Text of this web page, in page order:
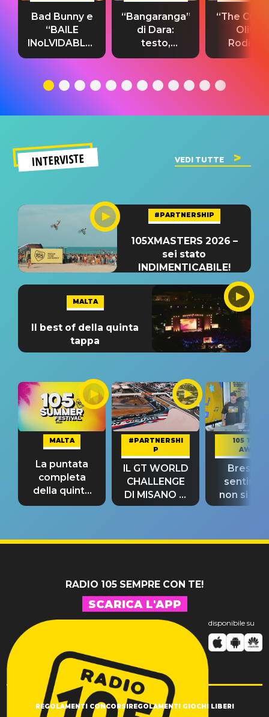
Bad Bunny e
“BAILE
INoLVIDABLE”:
testo,
significato
“Bangaranga”
di Dara:
testo,
traduzione e
del singolo
“The
Olivia
testo,
INTERVISTE VEDI TUTTE
#PARTNERSHIP
105XMASTERS 2026 –
sei stato
INDIMENTICABILE!
MALTA
Il best of della quinta
tappa
MALTA
La puntata
completa
della quinta
tappa
#PARTNERSHI
P
IL GT WORLD
CHALLENGE
DI MISANO si
riconferma
105 TAKE
AWAY
Bresh:
non si
fino alla
RADIO 105 SEMPRE CON TE!
SCARICA L'APP
disponibile su
REGOLAMENTI CONCORSIREGOLAMENTI GIOCHI LIBERI